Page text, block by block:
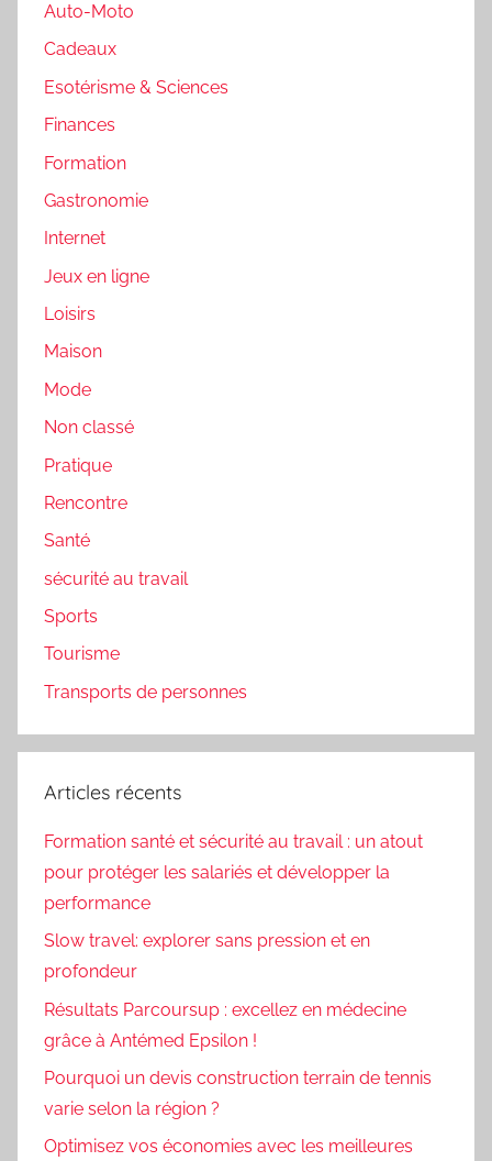
Auto-Moto
Cadeaux
Esotérisme & Sciences
Finances
Formation
Gastronomie
Internet
Jeux en ligne
Loisirs
Maison
Mode
Non classé
Pratique
Rencontre
Santé
sécurité au travail
Sports
Tourisme
Transports de personnes
Articles récents
Formation santé et sécurité au travail : un atout
pour protéger les salariés et développer la
performance
Slow travel: explorer sans pression et en
profondeur
Résultats Parcoursup : excellez en médecine
grâce à Antémed Epsilon !
Pourquoi un devis construction terrain de tennis
varie selon la région ?
Optimisez vos économies avec les meilleures